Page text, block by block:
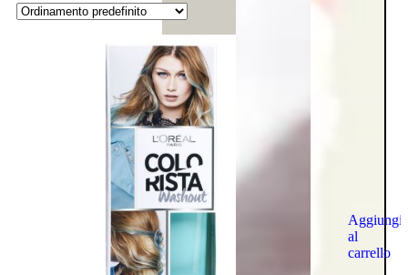
Aggiungi
al
carrello